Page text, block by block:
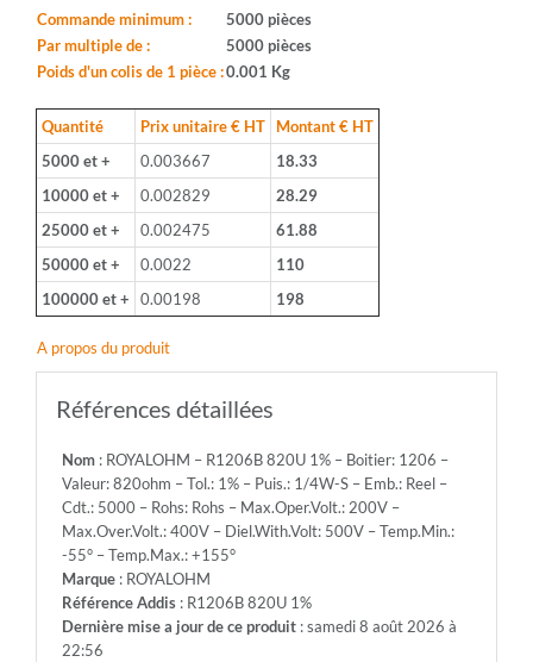
Boitier:
1206
-
820ohm
-
Tol.:
1%
-
Puis.:
S
-
-
Cdt.:
5000
Rohs:
Rohs
-
Max.Oper.Volt.:
200V
-
Max.Over.Volt.:
400V
Commande minimum :
5000 pièces
Par multiple de :
5000 pièces
Poids d'un colis de 1 pièce :0.001 Kg
Quantité Prix unitaire € HT
Montant € HT
5000 et +
0.003667
18.33
10000 et +
0.002829
28.29
25000 et +
0.002475
61.88
50000 et +
0.0022
110
100000 et +
0.00198 198
A propos du produit
Références détaillées
Nom: ROYALOHM – R1206B 820U 1% – Boitier: 1206 –
Valeur: 820ohm – Tol.: 1% – Puis.: 1/4W-S – Emb.: Reel –
Cdt.: 5000 – Rohs: Rohs – Max.Oper.Volt.: 200V –
Max.Over.Volt.: 400V – Diel.With.Volt: 500V – Temp.Min.:
-55° – Temp.Max.: +155°
Marque: ROYALOHM
Référence Addis: R1206B 820U 1%
Dernière mise a jour de ce produit: samedi 8 août 2026 à
22:56